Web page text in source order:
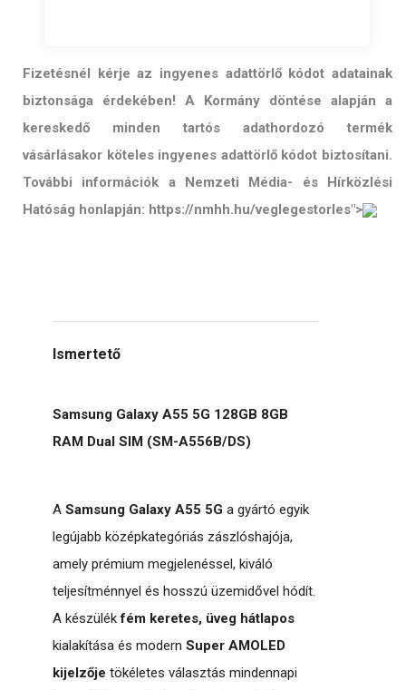
Fizetésnél kérje az ingyenes adattörlő kódot adatainak
biztonsága érdekében! A Kormány döntése alapján a
kereskedő minden tartós adathordozó termék
vásárlásakor köteles ingyenes adattörlő kódot biztosítani.
További információk a Nemzeti Média- és Hírközlési
Hatóság honlapján: https://nmhh.hu/veglegestorles">
Ismertető
Samsung Galaxy A55 5G 128GB 8GB
RAM Dual SIM (SM-A556B/DS)
A Samsung Galaxy A55 5G a gyártó egyik
legújabb középkategóriás zászlóshajója,
amely prémium megjelenéssel, kiváló
teljesítménnyel és hosszú üzemidővel hódít.
A készülékfém keretes, üveg hátlapos
kialakítása és modern Super AMOLED
kijelzője tökéletes választás mindennapi